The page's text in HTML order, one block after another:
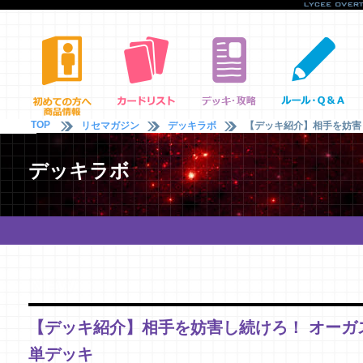
TOP リセマガジン デッキラボ 【デッキ紹介】相手を妨
デッキラボ
【デッキ紹介】相手を妨害し続けろ！ オー
単デッキ